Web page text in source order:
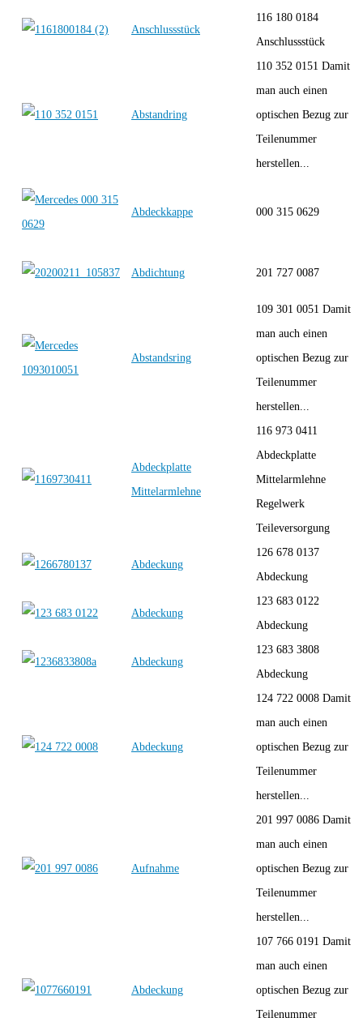
Anschlussstück
116 180 0184
Anschlussstück
Abstandring
110 352 0151 Damit
man auch einen
optischen Bezug zur
Teilenummer
herstellen...
Abdeckkappe 000 315 0629
Abdichtung 201 727 0087
Abstandsring
109 301 0051 Damit
man auch einen
optischen Bezug zur
Teilenummer
herstellen...
Abdeckplatte
Mittelarmlehne
116 973 0411
Abdeckplatte
Mittelarmlehne
Regelwerk
Teileversorgung
Abdeckung
126 678 0137
Abdeckung
Abdeckung
123 683 0122
Abdeckung
Abdeckung
123 683 3808
Abdeckung
Abdeckung
124 722 0008 Damit
man auch einen
optischen Bezug zur
Teilenummer
herstellen...
Aufnahme
201 997 0086 Damit
man auch einen
optischen Bezug zur
Teilenummer
herstellen...
Abdeckung
107 766 0191 Damit
man auch einen
optischen Bezug zur
Teilenummer